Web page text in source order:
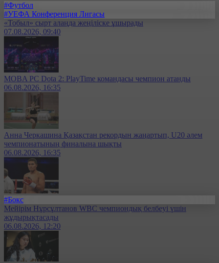
#Футбол
#УЕФА Конференция Лигасы
«Тобыл» сырт алаңда жеңіліске ұшырады
07.08.2026, 09:40
MOBA PC Dota 2: PlayTime командасы чемпион атанды
06.08.2026, 16:35
Анна Черкашина Қазақстан рекордын жаңартып, U20 әлем
чемпионатының финалына шықты
06.08.2026, 16:35
#Бокс
Мейірім Нұрсұлтанов WBC чемпиондық белбеуі үшін
жұдырықтасады
06.08.2026, 12:20